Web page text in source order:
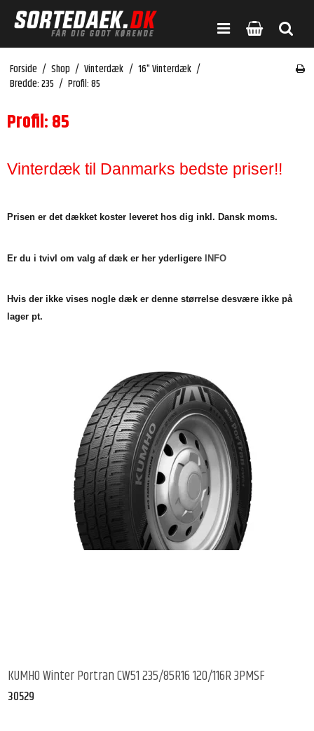
Forside / Shop / Vinterdæk / 16" Vinterdæk /
Bredde: 235 / Profil: 85
Profil: 85
Vinterdæk til Danmarks bedste priser!!
Prisen er det dækket koster leveret hos dig inkl. Dansk moms.
Er du i tvivl om valg af dæk er her yderligere INFO
Hvis der ikke vises nogle dæk er denne størrelse desvære ikke på
lager pt.
KUMHO Winter Portran CW51 235/85R16 120/116R 3PMSF
30529